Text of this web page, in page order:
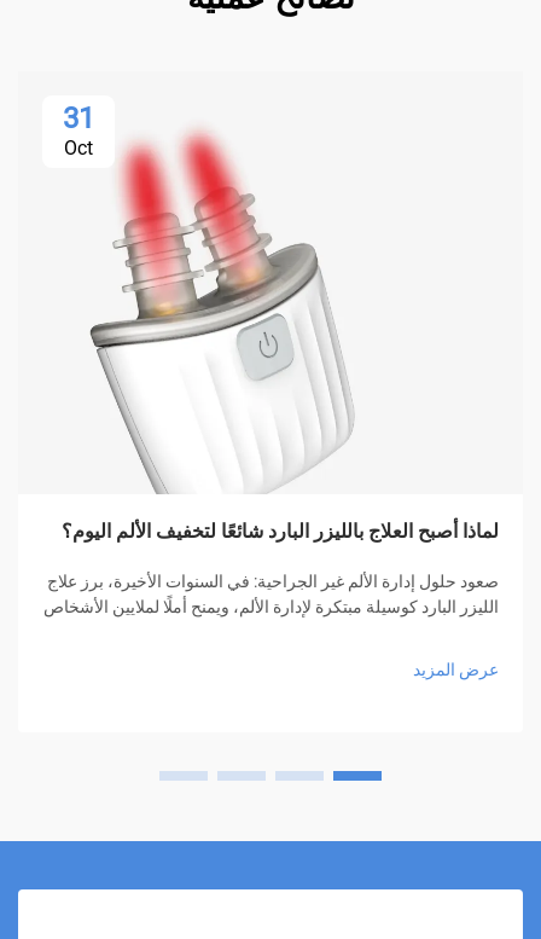
31
Oct
لماذا أصبح العلاج بالليزر البارد شائعًا لتخفيف الألم اليوم؟
صعود حلول إدارة الألم غير الجراحية: في السنوات الأخيرة، برز علاج
الليزر البارد كوسيلة مبتكرة لإدارة الألم، ويمنح أملًا لملايين الأشخاص
عرض المزيد